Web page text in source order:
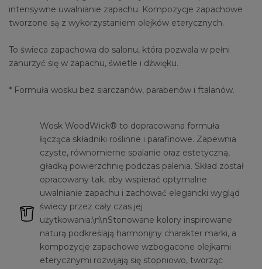
intensywne uwalnianie zapachu. Kompozycje zapachowe
tworzone są z wykorzystaniem olejków eterycznych.
To świeca zapachowa do salonu, która pozwala w pełni
zanurzyć się w zapachu, świetle i dźwięku.
* Formuła wosku bez siarczanów, parabenów i ftalanów.
Wosk WoodWick® to dopracowana formuła
łącząca składniki roślinne i parafinowe. Zapewnia
czyste, równomierne spalanie oraz estetyczną,
gładką powierzchnię podczas palenia. Skład został
opracowany tak, aby wspierać optymalne
uwalnianie zapachu i zachować elegancki wygląd
świecy przez cały czas jej
użytkowania.\n\nStonowane kolory inspirowane
naturą podkreślają harmonijny charakter marki, a
kompozycje zapachowe wzbogacone olejkami
eterycznymi rozwijają się stopniowo, tworząc